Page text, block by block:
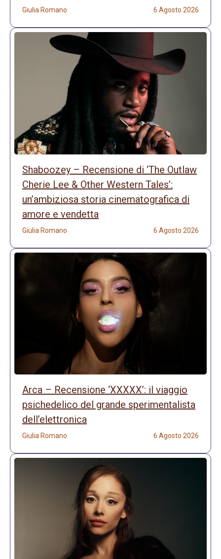
Giulia Romano 6 Agosto 2026
Shaboozey – Recensione di ‘The Outlaw
Cherie Lee & Other Western Tales’:
un’ambiziosa storia cinematografica di
amore e vendetta
Giulia Romano 6 Agosto 2026
Arca – Recensione ‘XXXXX’: il viaggio
psichedelico del grande sperimentalista
dell’elettronica
Giulia Romano 6 Agosto 2026